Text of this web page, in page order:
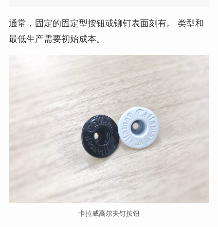
通常，固定的固定型按钮或铆钉表面刻有。 类型和
最低生产需要初始成本。
卡拉威高尔夫钉按钮